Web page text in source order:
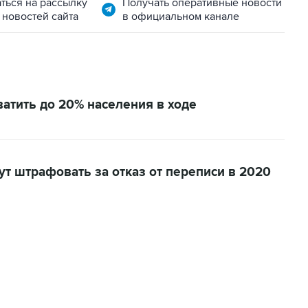
на рассылку
сайта
Получать оперативные новости
в официальном канале
до 20% населения в ходе
штрафовать за отказ от переписи в 2020